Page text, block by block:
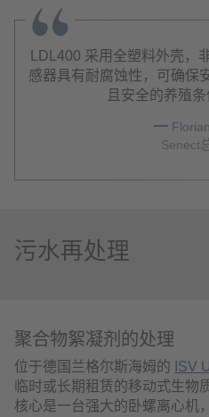
LDL400 采用全塑料外壳，
感器具有耐腐蚀性，可确保
且安全的养殖条
Senect
污水再处理
聚合物絮凝剂的处理
位于德国兰格尔斯海姆的 ISV
临时或长期租赁的移动式生物
核心是一台强大的卧螺离心机